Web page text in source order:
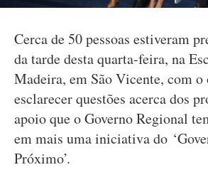
Cerca de 50 pessoas estiveram
da tarde desta quarta-feira, na
Madeira, em São Vicente, com
esclarecer questões acerca dos
apoio que o Governo Regional
em mais uma iniciativa do
Próximo’.